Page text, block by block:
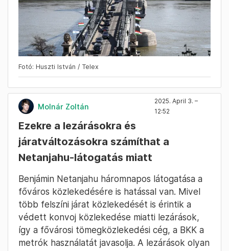
Fotó: Huszti István / Telex
Molnár Zoltán
2025. April 3. –
12:52
Ezekre a lezárásokra és
járatváltozásokra számíthat a
Netanjahu-látogatás miatt
Benjámin Netanjahu háromnapos látogatása a
főváros közlekedésére is hatással van. Mivel
több felszíni járat közlekedését is érintik a
védett konvoj közlekedése miatti lezárások,
így a fővárosi tömegközlekedési cég, a BKK a
metrók használatát javasolja. A lezárások olyan